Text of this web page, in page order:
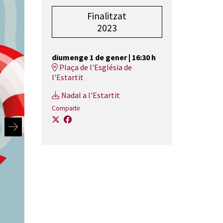
Finalitzat
2023
diumenge 1 de gener| 16:30 h
Plaça de l'Església de
l'Estartit
Nadal a l'Estartit
Compartir